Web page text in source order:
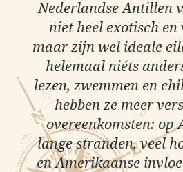
Nederlandse Antillen
niet heel exotisch en
maar zijn wel ideale
helemaal niéts
lezen, zwemmen en
hebben ze meer
overeenkomsten: op
lange stranden, veel
en Amerikaanse